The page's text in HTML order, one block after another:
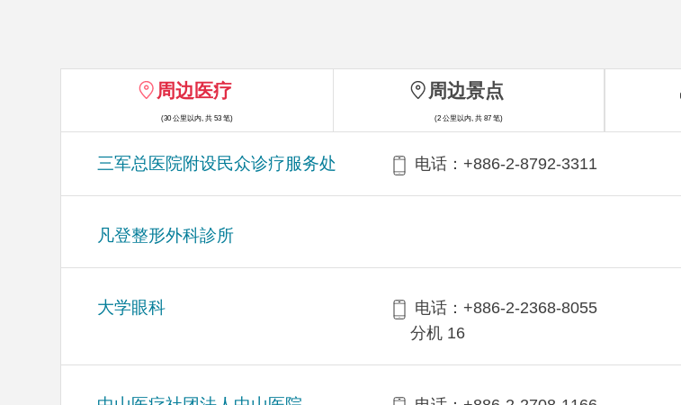
周边医疗
(30 公里以内, 共 53 笔)
三军总医院附设民众诊疗服务处 电话：+886-2-8792-3311
凡登整形外科診所
大学眼科
电话：+886-2-2368-8055
分机 16
周边景点
(2 公里以内, 共 87 笔)